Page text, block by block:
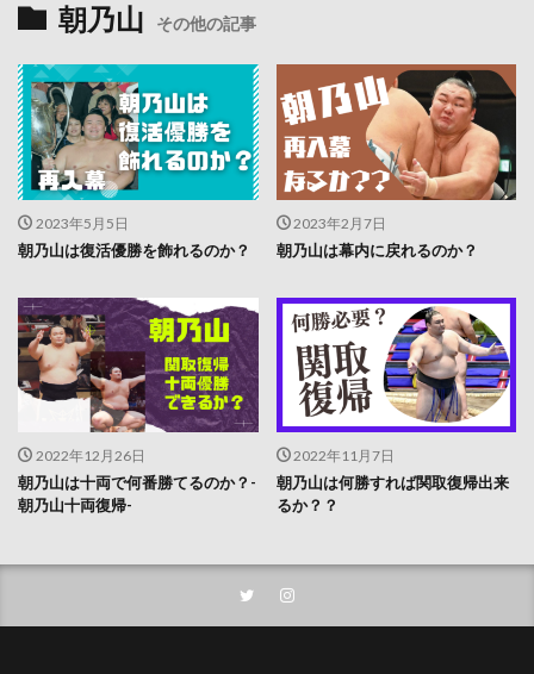
朝乃山 その他の記事
2023年5月5日
朝乃山は復活優勝を飾れるのか？
2023年2月7日
朝乃山は幕内に戻れるのか？
2022年12月26日
朝乃山は十両で何番勝てるのか？-
朝乃山十両復帰-
2022年11月7日
朝乃山は何勝すれば関取復帰出来
るか？？